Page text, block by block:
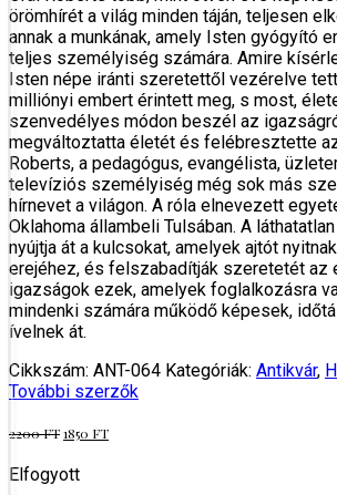
örömhírét a világ minden táján, teljesen
annak a munkának, amely Isten gyógyító
teljes személyiség számára. Amire
Isten népe iránti szeretettől vezérelve
milliónyi embert érintett meg, s most,
szenvedélyes módon beszél az
megváltoztatta életét és felébresztette
Roberts, a pedagógus, evangélista,
televíziós személyiség még sok más
hírnevet a világon. A róla elnevezett
Oklahoma állambeli Tulsában. A
nyújtja át a kulcsokat, amelyek ajtót
erejéhez, és felszabadítják szeretetét az
igazságok ezek, amelyek foglalkozásra
mindenki számára működő képesek,
ívelnek át.
Cikkszám: ANT-064 Kategóriák: Antikvár,
További szerzők
2200FTOriginal
was:
2200 Ft.
1850 FTCurrent
Elfogyott